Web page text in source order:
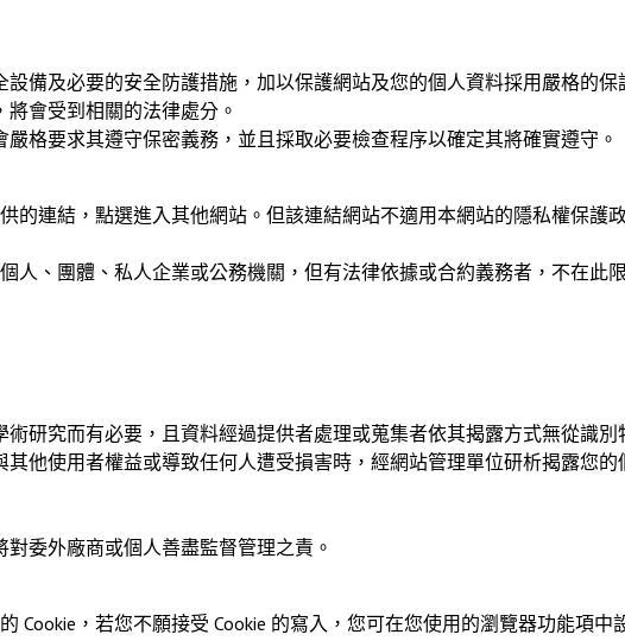
備及必要的安全防護措施，加以保護網站及您的個人資料採用嚴格的
會受到相關的法律處分。
格要求其遵守保密義務，並且採取必要檢查程序以確定其將確實遵守。
連結，點選進入其他網站。但該連結網站不適用本網站的隱私權保護
、團體、私人企業或公務機關，但有法律依據或合約義務者，不在此
研究而有必要，且資料經過提供者處理或蒐集者依其揭露方式無從識別
他使用者權益或導致任何人遭受損害時，經網站管理單位研析揭露您
委外廠商或個人善盡監督管理之責。
，若您不願接受 Cookie 的寫入，您可在您使用的瀏覽器功能項